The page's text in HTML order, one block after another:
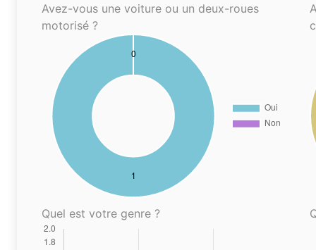
Avez-vous une voiture ou un deux-roues
motorisé ?
Quel est votre genre ?